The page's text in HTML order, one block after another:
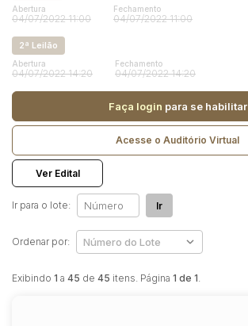
Abertura
04/07/2022 11:00
Fechamento
04/07/2022 11:00
2ª Leilão
Abertura
04/07/2022 14:20
Fechamento
04/07/2022 14:20
Faça login para se habilitar
Acesse o Auditório Virtual
Ver Edital
Exibindo 1 a 45 de 45 itens. Página 1 de 1.
Ir para o lote: Ir
Ordenar por: